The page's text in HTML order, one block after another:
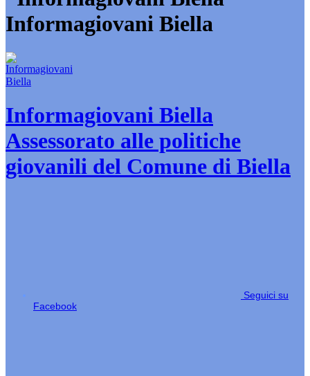
Informagiovani Biella
Informagiovani Biella
Assessorato alle politiche
giovanili del Comune di Biella
Seguici su
Facebook